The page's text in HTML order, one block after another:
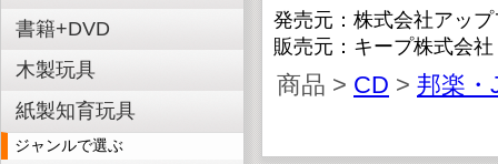
書籍+DVD
木製玩具
紙製知育玩具
ジャンルで選ぶ
発売元：株式会社アッ
販売元：キープ株式会社
商品 > CD > 邦楽・